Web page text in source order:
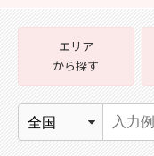
エリア
から探す